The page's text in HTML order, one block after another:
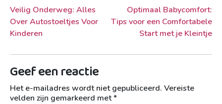
Berichtnavigatie
Veilig Onderweg: Alles
Over Autostoeltjes Voor
Kinderen
Optimaal Babycomfort:
Tips voor een Comfortabele
Start met je Kleintje
Geef een reactie
Het e-mailadres wordt niet gepubliceerd. Vereiste
velden zijn gemarkeerd met*